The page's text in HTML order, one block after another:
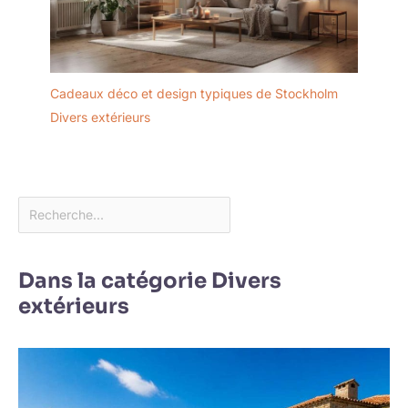
Cadeaux déco et design typiques de Stockholm
Divers extérieurs
Dans la catégorie Divers
extérieurs